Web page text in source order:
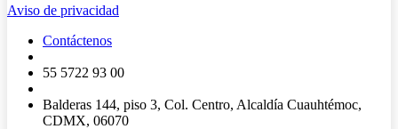
Aviso de privacidad
Contáctenos
55 5722 93 00
Balderas 144, piso 3, Col. Centro, Alcaldía Cuauhtémoc,
CDMX, 06070